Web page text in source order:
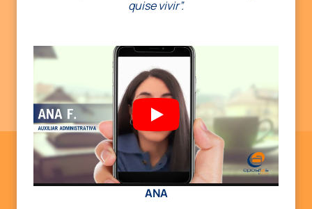
quise vivir”.
ANA